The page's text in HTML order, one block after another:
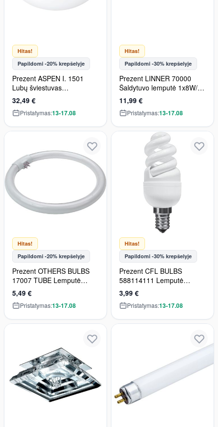
Hitas!
Papildomi -20% krepšelyje
Prezent ASPEN I. 1501
Lubų šviestuvas
2x60W/E27 IP44
32,49 €
Pristatymas:13-17.08
Hitas!
Papildomi -30% krepšelyje
Prezent LINNER 70000
Šaldytuvo lemputė 1x8W/T5
350lm IP20
11,99 €
Pristatymas:13-17.08
Hitas!
Papildomi -20% krepšelyje
Prezent OTHERS BULBS
17007 TUBE Lemputė
28w/t5
5,49 €
Pristatymas:13-17.08
Hitas!
Papildomi -30% krepšelyje
Prezent CFL BULBS
588114111 Lemputė
11w/e14 2700k 584lm
3,99 €
Pristatymas:13-17.08